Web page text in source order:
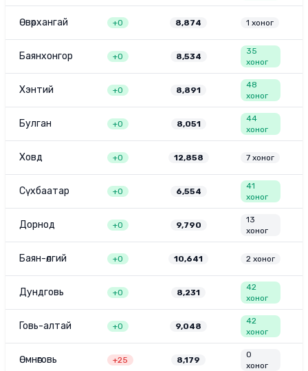
Өвөрхангай +0 8,874 1 хоног
Баянхонгор +0 8,534
35
хоног
Хэнтий +0 8,891
48
хоног
Булган +0 8,051
44
хоног
Ховд +0 12,858 7 хоног
Сүхбаатар +0 6,554
41
хоног
Дорнод +0 9,790
13
хоног
Баян-өлгий +0 10,641 2 хоног
Дундговь +0 8,231
42
хоног
Говь-алтай +0 9,048
42
хоног
Өмнөговь +25 8,179
0
хоног